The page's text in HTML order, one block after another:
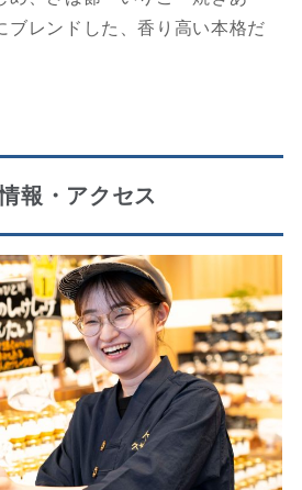
ブレンドした、香り高い本格だ
報・アクセス